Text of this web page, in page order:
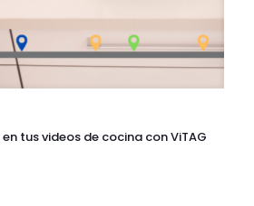
tus videos de cocina con ViTAG